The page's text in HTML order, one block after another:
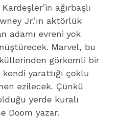
ağırbaşlı
Jr.’ın aktörlük
adamı evreni yok
Marvel, bu
görkemli bir
yarattığı çoklu
ezilecek. Çünkü
yerde kuralı
Doom yazar.